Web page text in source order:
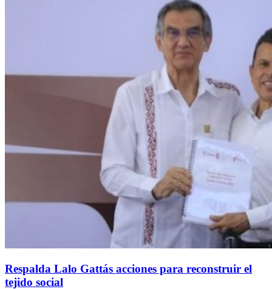
Respalda Lalo Gattás acciones para reconstruir el
tejido social